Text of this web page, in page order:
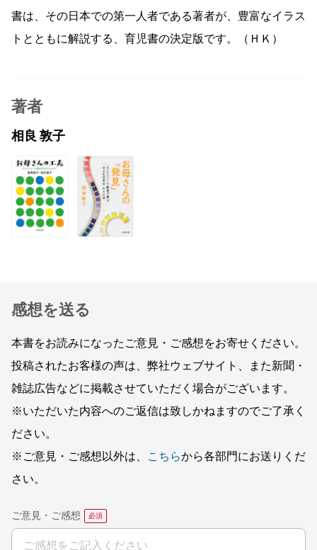
書は、その日本での第一人者である著者が、豊富なイラス
トとともに解説する、育児書の決定版です。（ＨＫ）
著者
相良 敦子
感想を送る
本書をお読みになったご意見・ご感想をお寄せください。
投稿されたお客様の声は、弊社ウェブサイト、また新聞・
雑誌広告などに掲載させていただく場合がございます。
※いただいた内容へのご返信は致しかねますのでご了承く
ださい。
※ご意見・ご感想以外は、
こちらから各部門にお送りくだ
さい。
ご意見・ご感想